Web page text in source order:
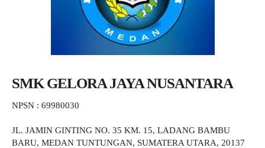
SMK GELORA JAYA NUSANTARA
NPSN : 69980030
JL. JAMIN GINTING NO. 35 KM. 15, LADANG BAMBU
BARU, MEDAN TUNTUNGAN, SUMATERA UTARA, 20137